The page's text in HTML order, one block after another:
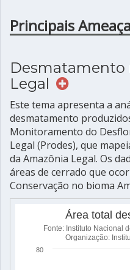
Principais
Desmatamento
Legal
Este tema apresenta a
desmatamento
Monitoramento do
Legal (Prodes), que
da Amazônia Legal. Os
áreas de cerrado que
Conservação no bioma